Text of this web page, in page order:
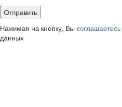
Нажимая на кнопку, Вы соглашаетесь
данных